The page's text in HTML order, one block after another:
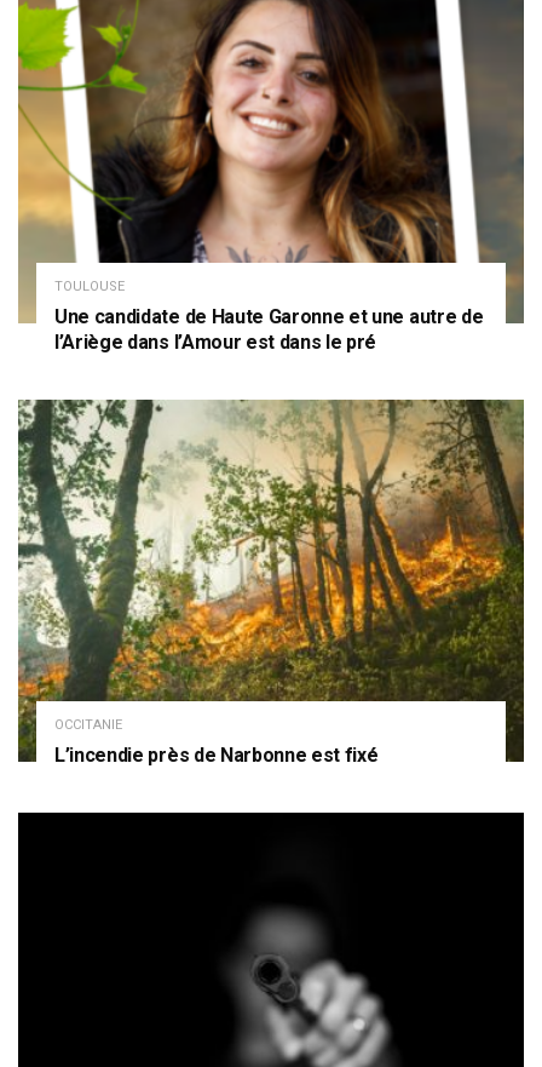
TOULOUSE
Une candidate de Haute Garonne et une autre de
l’Ariège dans l’Amour est dans le pré
OCCITANIE
L’incendie près de Narbonne est fixé